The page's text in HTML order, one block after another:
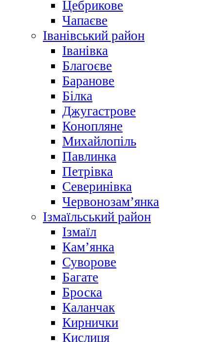
Цебрикове
Чапаєве
Іванівський район
Іванівка
Благоєве
Баранове
Білка
Джугастрове
Конопляне
Михайлопіль
Павлинка
Петрівка
Северинівка
Червонозам’янка
Ізмаїльський район
Ізмаїл
Кам’янка
Суворове
Багате
Броска
Каланчак
Кирнички
Кислиця